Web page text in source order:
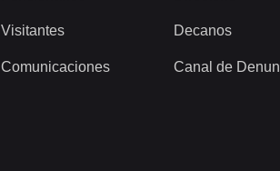
Visitantes
Comunicaciones
Decanos
Canal de